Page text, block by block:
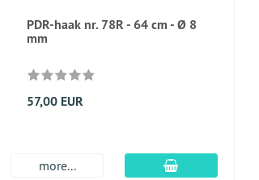
PDR-haak nr. 78R - 64 cm - Ø 8
mm
57,00 EUR
more... In